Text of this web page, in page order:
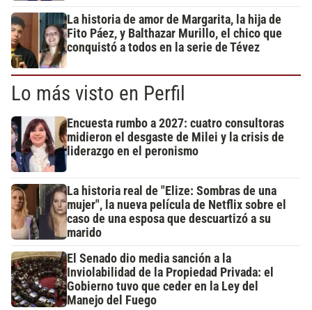
La historia de amor de Margarita, la hija de
Fito Páez, y Balthazar Murillo, el chico que
conquistó a todos en la serie de Tévez
Lo más visto en Perfil
Encuesta rumbo a 2027: cuatro consultoras
midieron el desgaste de Milei y la crisis de
liderazgo en el peronismo
La historia real de "Elize: Sombras de una
mujer", la nueva película de Netflix sobre el
caso de una esposa que descuartizó a su
marido
El Senado dio media sanción a la
Inviolabilidad de la Propiedad Privada: el
Gobierno tuvo que ceder en la Ley del
Manejo del Fuego